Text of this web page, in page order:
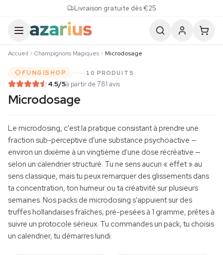
Livraison gratuite dès €25
Accueil Champignons Magiques Microdosage
FUNGISHOP 10 PRODUITS
4.5/5à partir de 781 avis
Microdosage
Le microdosing, c'est la pratique consistant à prendre une
fraction sub-perceptive d'une substance psychoactive —
environ un dixième à un vingtième d'une dose récréative —
selon un calendrier structuré. Tu ne sens aucun « effet » au
sens classique, mais tu peux remarquer des glissements dans
ta concentration, ton humeur ou ta créativité sur plusieurs
semaines. Nos packs de microdosing s'appuient sur des
truffes hollandaises fraîches, pré-pesées à 1 gramme, prêtes à
suivre un protocole sérieux. Tu commandes un pack, tu choisis
un calendrier, tu démarres lundi.